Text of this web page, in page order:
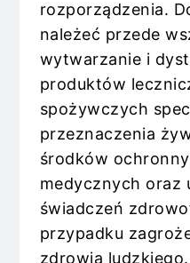
rozporządzenia.
należeć przede
wytwarzanie i
produktów
spożywczych
przeznaczenia
środków
medycznych oraz
świadczeń
przypadku
zdrowia